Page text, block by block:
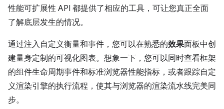
性能可扩展性 API 都提供了相应的工具，可让您真正全面
了解底层发生的情况。
通过注入自定义衡量和事件，您可以在熟悉的效果面板中创
建量身定制的可视化图表。想象一下，您可以同时查看框架
的组件生命周期事件和标准浏览器性能指标，或者跟踪自定
义渲染引擎的执行流程，使其与浏览器的渲染流水线完美同
步。